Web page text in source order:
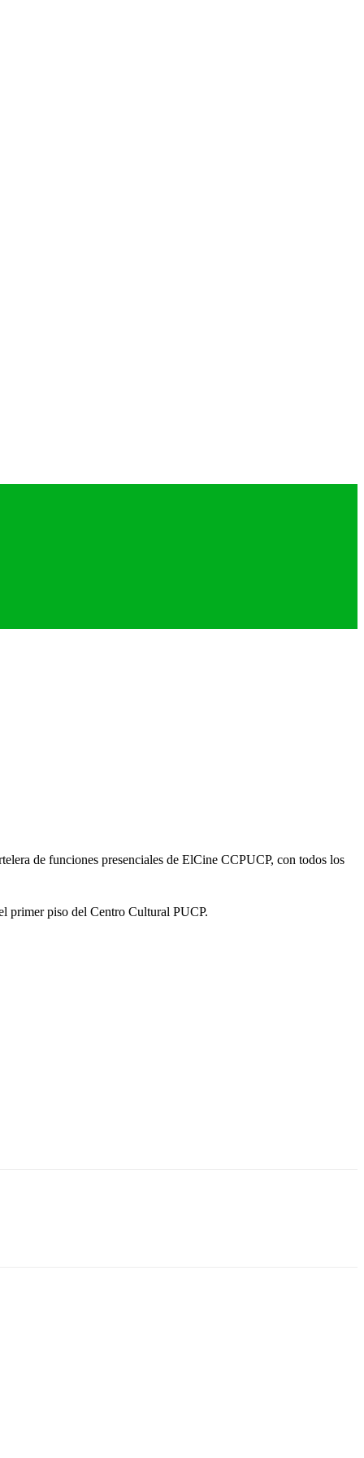
de funciones presenciales de ElCine CCPUCP, con todos los
primer piso del Centro Cultural PUCP.